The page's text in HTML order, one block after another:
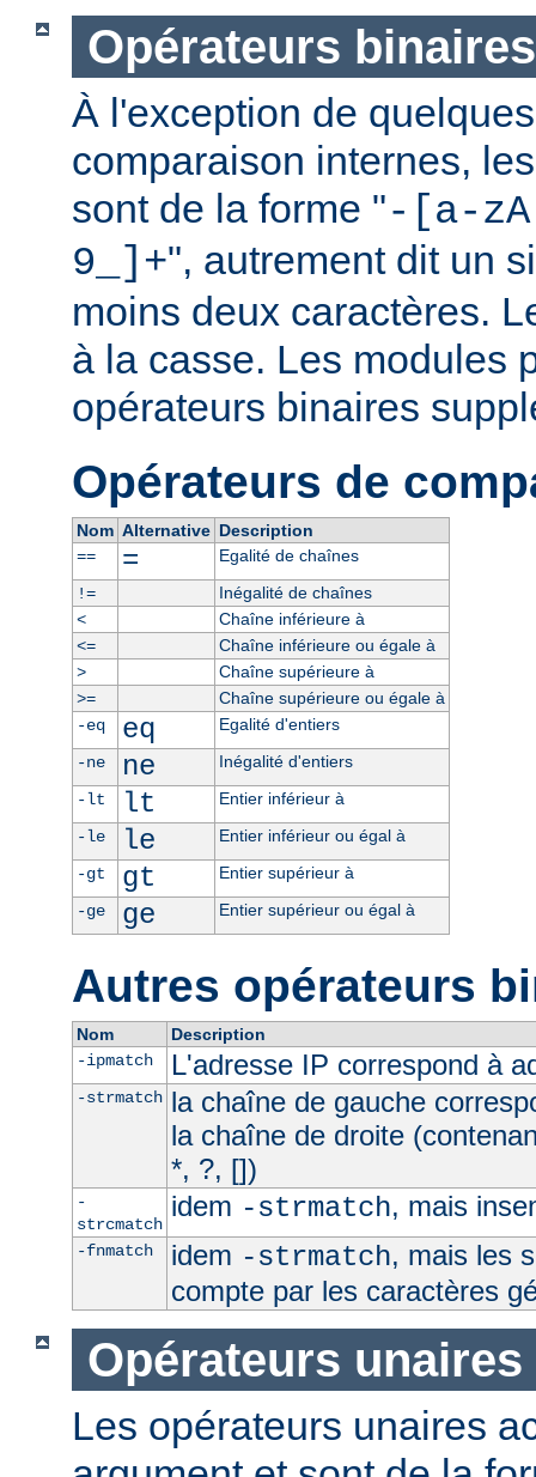
Opérateurs binaires
À l'exception de
comparaison internes,
sont de la forme "-[a-
9_]+", autrement dit un
moins deux caractères.
à la casse. Les modules
opérateurs binaires
Opérateurs de
Nom Alternative Description
==
=
Egalité de chaînes
!=
Inégalité de chaînes
<
Chaîne inférieure à
<=
Chaîne inférieure ou égale à
>
Chaîne supérieure à
>=
Chaîne supérieure ou égale à
-eq
eq
Egalité d'entiers
-ne
ne
Inégalité d'entiers
-lt
lt
Entier inférieur à
-le
le
Entier inférieur ou égal à
-gt
gt
Entier supérieur à
-ge
ge Entier supérieur ou égal à
Autres opérateurs
Nom
Description
-ipmatch
L'adresse IP correspond à
-strmatch la chaîne de gauche
la chaîne de droite
*, ?, [])
-
strcmatch
idem -strmatch, mais
-fnmatch idem -strmatch, mais les
compte par les caractères
Opérateurs unaires
Les opérateurs unaires